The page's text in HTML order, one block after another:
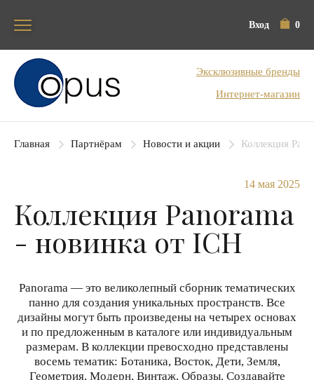
Вход 0
Блок поиска
Эксклюзивные бренды
Интернет-магазин
Главная Партнёрам Новости и акции Коллекция
14 мая 2025
Коллекция Panorama
- новинка от ICH
Panorama — это великолепный сборник тематических
панно для создания уникальных пространств. Все
дизайны могут быть произведены на четырех основах
и по предложенным в каталоге или индивидуальным
размерам. В коллекции превосходно представлены
восемь тематик: Ботаника, Восток, Дети, Земля,
Геометрия, Модерн, Винтаж, Образы. Создавайте